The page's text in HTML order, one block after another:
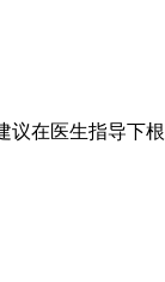
议在医生指导下根